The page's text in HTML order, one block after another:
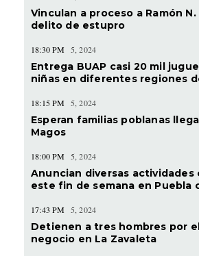
Vinculan a proceso a Ramón
delito de estupro
18:30 PM 5, 2024
Entrega BUAP casi 20 mil
niñas en diferentes regiones
18:15 PM 5, 2024
Esperan familias poblanas
Magos
18:00 PM 5, 2024
Anuncian diversas actividades
este fin de semana en Puebla
17:43 PM 5, 2024
Detienen a tres hombres por
negocio en La Zavaleta